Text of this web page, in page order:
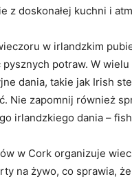
z doskonałej kuchni i
w irlandzkim
pysznych⁢ potraw. W
dania,‍ takie jak ⁢Irish
Nie zapomnij również
irlandzkiego dania –
w Cork organizuje
na żywo, co sprawia,